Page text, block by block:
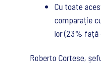
Cu toate
comparație
lor (23% față
Roberto Cortese,